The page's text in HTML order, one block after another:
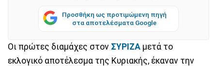
Προσθήκη ως προτιμώμενη πηγή
στα αποτελέσματα Google
Οι πρώτες διαμάχες στον ΣΥΡΙΖΑ μετά το
εκλογικό αποτέλεσμα της Κυριακής, έκαναν την